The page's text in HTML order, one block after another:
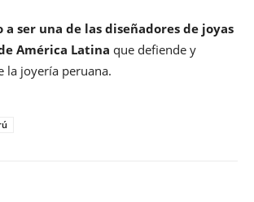
a ser una de las diseñadores de joyas
América Latina que defiende y
la joyería peruana.